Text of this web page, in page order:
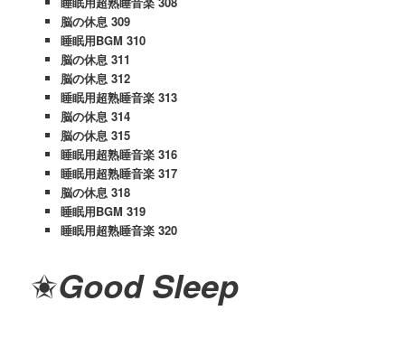
脳の休息 309
睡眠用BGM 310
脳の休息 311
脳の休息 312
睡眠用超熟睡音楽 313
脳の休息 314
脳の休息 315
睡眠用超熟睡音楽 316
睡眠用超熟睡音楽 317
脳の休息 318
睡眠用BGM 319
睡眠用超熟睡音楽 320
✬Good Sleep